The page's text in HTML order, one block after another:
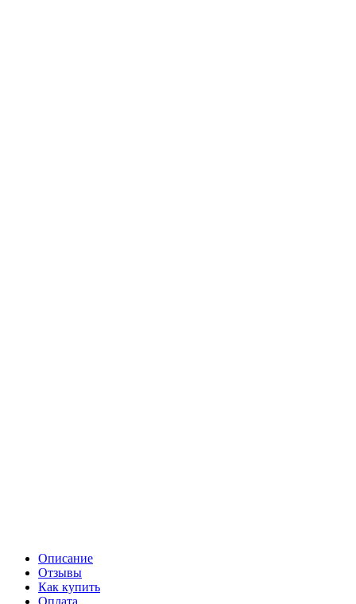
Описание
Отзывы
Как купить
Оплата